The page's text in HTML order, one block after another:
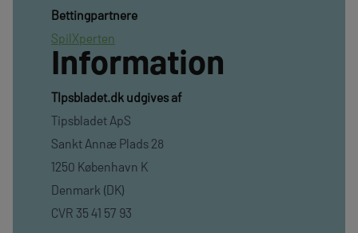
Bettingpartnere
SpilXperten
Information
TIpsbladet.dk udgives af
Tipsbladet ApS
Sankt Annæ Plads 28
1250 København K
Denmark (DK)
CVR 35 41 57 93